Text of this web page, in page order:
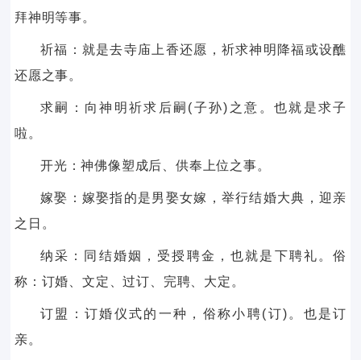
拜神明等事。
祈福：就是去寺庙上香还愿，祈求神明降福或设醮
还愿之事。
求嗣：向神明祈求后嗣(子孙)之意。也就是求子
啦。
开光：神佛像塑成后、供奉上位之事。
嫁娶：嫁娶指的是男娶女嫁，举行结婚大典，迎亲
之日。
纳采：同结婚姻，受授聘金，也就是下聘礼。俗
称：订婚、文定、过订、完聘、大定。
订盟：订婚仪式的一种，俗称小聘(订)。也是订
亲。